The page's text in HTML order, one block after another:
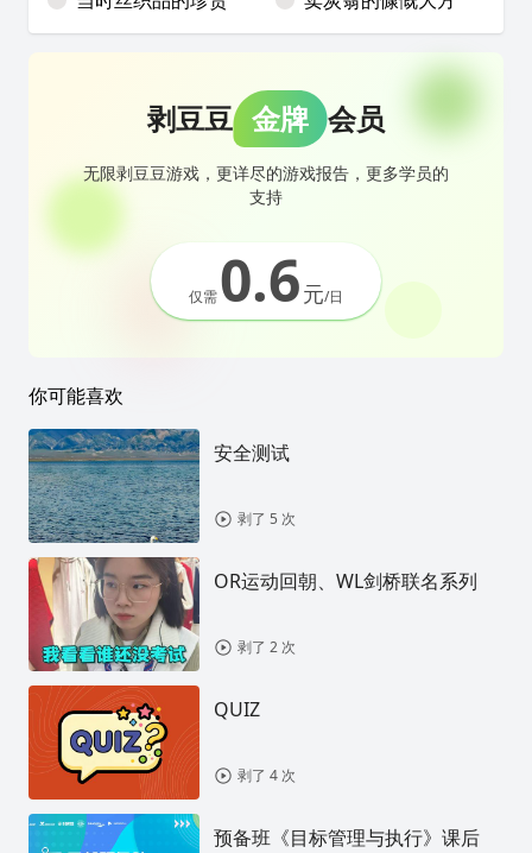
剥豆豆 金牌 会员
无限剥豆豆游戏，更详尽的游戏报告，更多学员的
支持
仅需0.6元/日
你可能喜欢
安全测试
剥了 5 次
OR运动回朝、WL剑桥联名系列
剥了 2 次
QUIZ
剥了 4 次
预备班《目标管理与执行》课后